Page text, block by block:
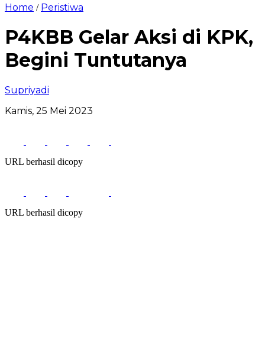
Home / Peristiwa
P4KBB Gelar Aksi di KPK,
Begini Tuntutanya
Supriyadi
Kamis, 25 Mei 2023
URL berhasil dicopy
URL berhasil dicopy